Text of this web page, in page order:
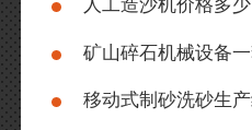
移动式制砂洗砂生